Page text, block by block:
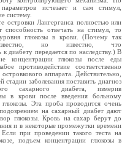
исчезает и сам стимул,
систему.
островки Лангерганса полностью или
способность отвечать на стимул, то
глюкозы в крови. (Почему так
но известно, что
диабету передается по наследству.) В
концентрации глюкозы после еды
противодействие соответственно
аппарата. Действительно,
стадии заболевания поставить диагноз
сахарного диабета, измерив
в крови после введения больному
глюкозы. Эта проба проводится очень
на сахарный диабет дают
глюкозы. Кровь на сахар берут до
и в некоторые промежутки времени
при проведении такого теста на
подъем концентрации глюкозы в